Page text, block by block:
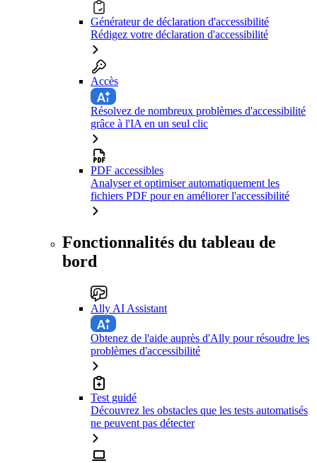
Générateur de déclaration d'accessibilité
Rédigez votre déclaration d'accessibilité
Accès
Résolvez de nombreux problèmes d'accessibilité
grâce à l'IA en un seul clic
PDF accessibles
Analyser et optimiser automatiquement les
fichiers PDF pour en améliorer l'accessibilité
Fonctionnalités du tableau de
bord
Ally AI Assistant
Obtenez de l'aide auprès d'Ally pour résoudre les
problèmes d'accessibilité
Test guidé
Découvrez les obstacles que les tests automatisés
ne peuvent pas détecter